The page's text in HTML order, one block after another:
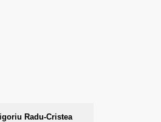
Radu-Cristea